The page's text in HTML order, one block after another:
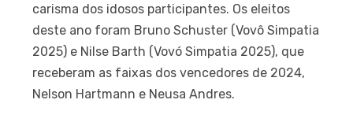
carisma dos idosos participantes. Os eleitos
deste ano foram Bruno Schuster (Vovô Simpatia
2025) e Nilse Barth (Vovó Simpatia 2025), que
receberam as faixas dos vencedores de 2024,
Nelson Hartmann e Neusa Andres.